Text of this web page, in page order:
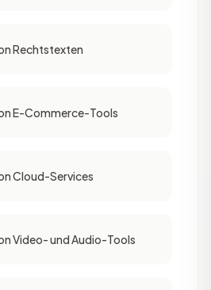
Rechtstexten
E-Commerce-Tools
Cloud-Services
Video- und Audio-Tools